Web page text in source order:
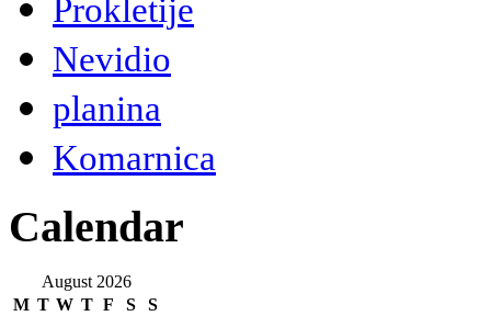
Prokletije
Nevidio
planina
Komarnica
Calendar
August 2026
M T W T F S
S